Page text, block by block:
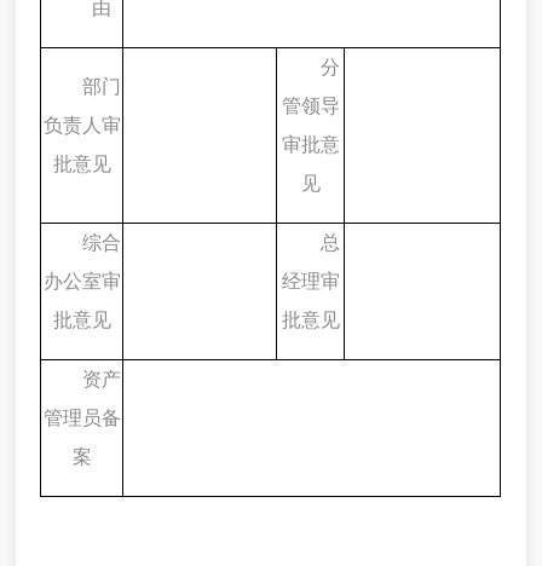
由
部门
负责人审
批意见
分
管领导
审批意
见
综合
办公室审
批意见
总
经理审
批意见
资产
管理员备
案